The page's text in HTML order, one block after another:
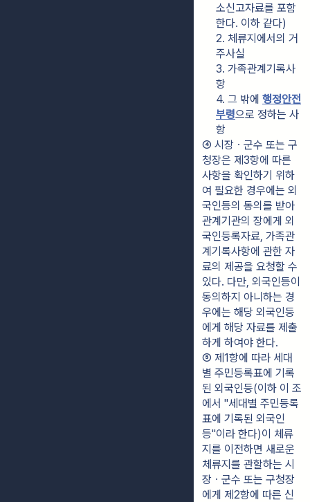
소신고자료를 포함
한다. 이하 같다)
2. 체류지에서의 거
주사실
3. 가족관계기록사
항
4. 그 밖에 행정안전
부령으로 정하는 사
항
④ 시장ㆍ군수 또는 구
청장은 제3항에 따른
사항을 확인하기 위하
여 필요한 경우에는 외
국인등의 동의를 받아
관계기관의 장에게 외
국인등록자료, 가족관
계기록사항에 관한 자
료의 제공을 요청할 수
있다. 다만, 외국인등이
동의하지 아니하는 경
우에는 해당 외국인등
에게 해당 자료를 제출
하게 하여야 한다.
⑤ 제1항에 따라 세대
별 주민등록표에 기록
된 외국인등(이하 이 조
에서 "세대별 주민등록
표에 기록된 외국인
등"이라 한다)이 체류
지를 이전하면 새로운
체류지를 관할하는 시
장ㆍ군수 또는 구청장
에게 제2항에 따른 신